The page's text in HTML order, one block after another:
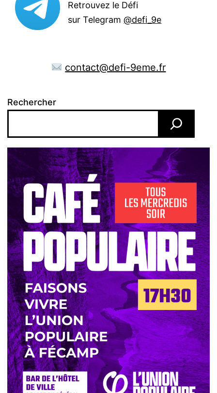
Retrouvez le Défi
sur Telegram@defi_9e
contact@defi-9eme.fr
Rechercher